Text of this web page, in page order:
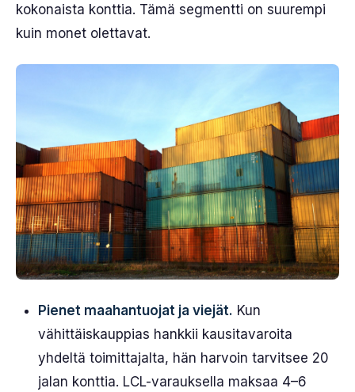
kokonaista konttia. Tämä segmentti on suurempi
kuin monet olettavat.
Pienet maahantuojat ja viejät. Kun
vähittäiskauppias hankkii kausitavaroita
yhdeltä toimittajalta, hän harvoin tarvitsee 20
jalan konttia. LCL-varauksella maksaa 4–6